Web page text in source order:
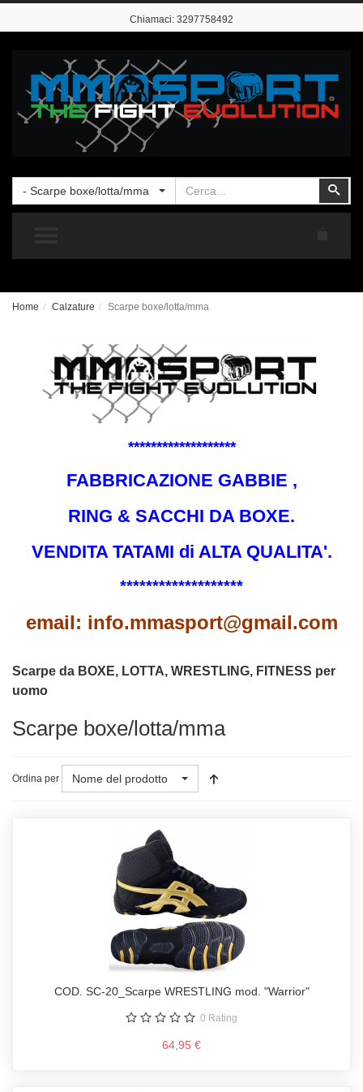
Chiamaci: 3297758492
- Scarpe boxe/lotta/mma
Home Calzature Scarpe boxe/lotta/mma
*******************
FABBRICAZIONE GABBIE ,
RING & SACCHI DA BOXE.
VENDITA TATAMI di ALTA QUALITA'.
*******************
email: info.mmasport@gmail.com
Scarpe da BOXE, LOTTA, WRESTLING, FITNESS per
uomo
Scarpe boxe/lotta/mma
Ordina per Nome del prodotto
COD. SC-20_Scarpe WRESTLING mod. "Warrior"
0 Rating
64,95 €